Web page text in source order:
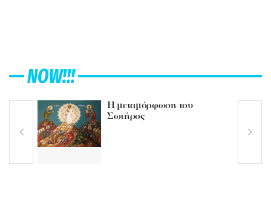
NOW!!!
Η μεταμόρφωση του
Σωτήρος